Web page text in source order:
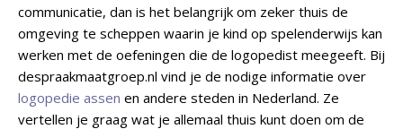
communicatie, dan is het belangrijk om zeker thuis de
omgeving te scheppen waarin je kind op spelenderwijs kan
werken met de oefeningen die de logopedist meegeeft. Bij
despraakmaatgroep.nl vind je de nodige informatie over
logopedie assen en andere steden in Nederland. Ze
vertellen je graag wat je allemaal thuis kunt doen om de